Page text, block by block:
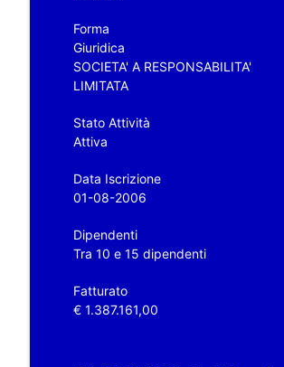
Forma
Giuridica
SOCIETA' A RESPONSABILITA'
LIMITATA
Stato Attività
Attiva
Data Iscrizione
01-08-2006
Dipendenti
Tra 10 e 15 dipendenti
Fatturato
€ 1.387.161,00